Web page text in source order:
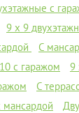
с
9 х 9
С
с гаражом
9
С
мансардой